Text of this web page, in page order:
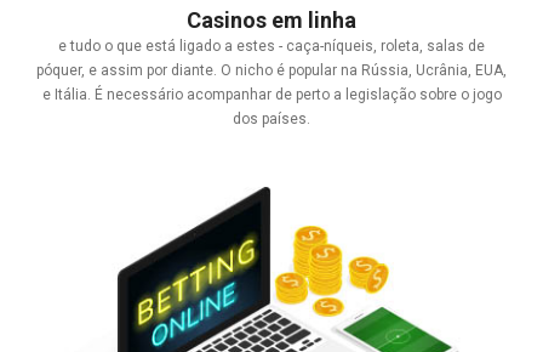
Casinos em linha
e tudo o que está ligado a estes - caça-níqueis, roleta, salas de
póquer, e assim por diante. O nicho é popular na Rússia, Ucrânia, EUA,
e Itália. É necessário acompanhar de perto a legislação sobre o jogo
dos países.